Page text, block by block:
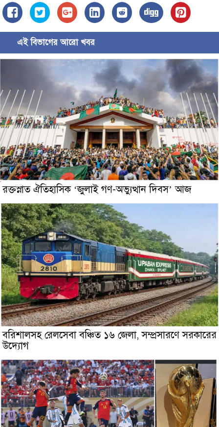
এই বিভাগের আরো খবর
রক্তস্নাত ঐতিহাসিক ‌‘জুলাই গণ-অভ্যুত্থান দিবস’ আজ
বরিশালসহ রেলসেবা বঞ্চিত ১৬ জেলা, সম্প্রসারণে সরকারের
উদ্যোগ